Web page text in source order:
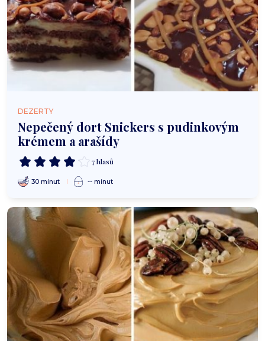
DEZERTY
Nepečený dort Snickers s pudinkovým
krémem a arašídy
7 hlasů
30 minut -- minut